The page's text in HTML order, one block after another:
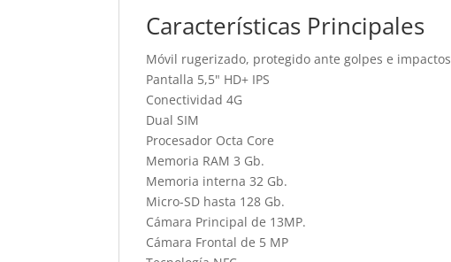
Características Principales
Móvil rugerizado, protegido ante golpes e impactos
Pantalla 5,5" HD+ IPS
Conectividad 4G
Dual SIM
Procesador Octa Core
Memoria RAM 3 Gb.
Memoria interna 32 Gb.
Micro-SD hasta 128 Gb.
Cámara Principal de 13MP.
Cámara Frontal de 5 MP